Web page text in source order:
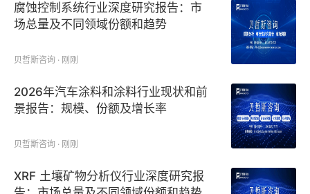
腐蚀控制系统行业深度研究报告：市
场总量及不同领域份额和趋势
贝哲斯咨询 · 刚刚
2026年汽车涂料和涂料行业现状和前
景报告：规模、份额及增长率
贝哲斯咨询 · 刚刚
XRF 土壤矿物分析仪行业深度研究报